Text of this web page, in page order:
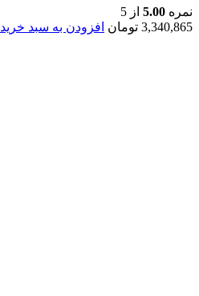
نمره 5.00 از 5
3,340,865 تومان افزودن به سبد خرید